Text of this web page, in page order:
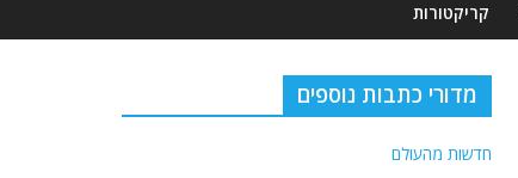
קריקטורות
מדורי כתבות נוספים
חדשות מהעולם